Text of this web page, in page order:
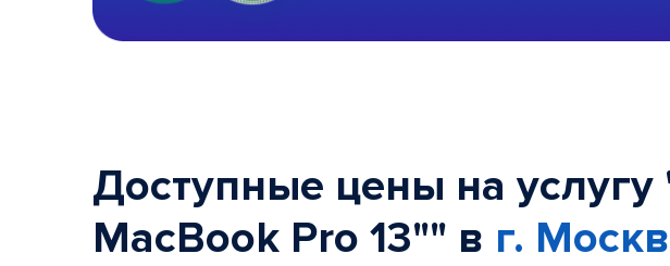
Доступные цены на
MacBook Pro 13"" в г.